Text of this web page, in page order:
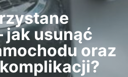
jak usunąć
oraz